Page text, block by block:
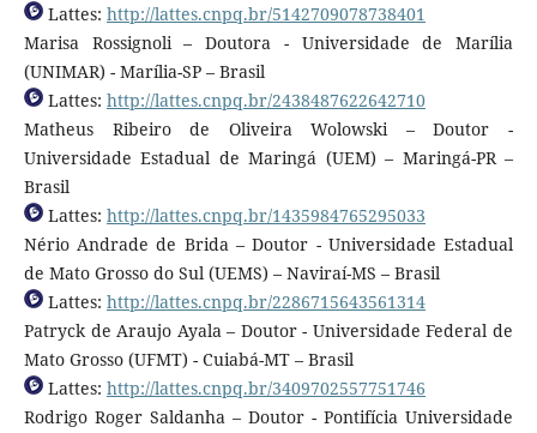
Lattes: http://lattes.cnpq.br/5142709078738401
Marisa Rossignoli – Doutora - Universidade de Marília
(UNIMAR) - Marília-SP – Brasil
Lattes: http://lattes.cnpq.br/2438487622642710
Matheus Ribeiro de Oliveira Wolowski – Doutor -
Universidade Estadual de Maringá (UEM) – Maringá-PR –
Brasil
Lattes: http://lattes.cnpq.br/1435984765295033
Nério Andrade de Brida – Doutor - Universidade Estadual
de Mato Grosso do Sul (UEMS) – Naviraí-MS – Brasil
Lattes: http://lattes.cnpq.br/2286715643561314
Patryck de Araujo Ayala – Doutor - Universidade Federal de
Mato Grosso (UFMT) - Cuiabá-MT – Brasil
Lattes: http://lattes.cnpq.br/3409702557751746
Rodrigo Roger Saldanha – Doutor - Pontifícia Universidade